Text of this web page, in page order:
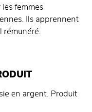
femmes
Ils apprennent
rémunéré.
en argent. Produit